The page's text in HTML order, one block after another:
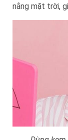
nắng mặt trời,